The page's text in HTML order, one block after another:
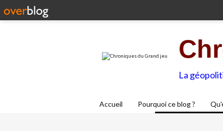
La
Accueil Pourquoi ce blog ?